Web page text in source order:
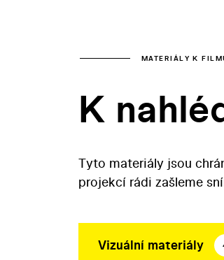
MATERIÁLY K
K
Tyto materiály jsou
projekcí rádi zašleme
Vizuální materiály